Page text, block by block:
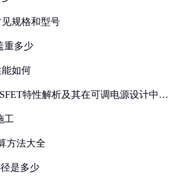
规格和型号
重多少
如何
特性解析及其在可调电源设计中的
工
方法大全
是多少